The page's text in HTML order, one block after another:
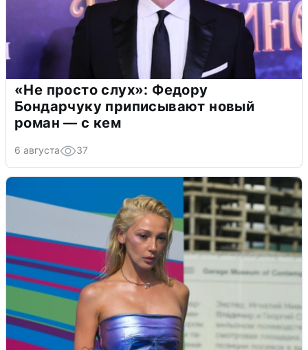
«Не просто слух»: Федору
Бондарчуку приписывают новый
роман — с кем
6 августа 37